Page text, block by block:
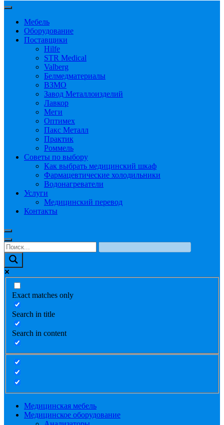
Мебель
Оборудование
Поставщики
Hilfe
STR Medical
Valberg
Белмедматериалы
ВЗМО
Завод Металлоизделий
Лавкор
Меги
Оптимех
Пакс Металл
Практик
Роммель
Советы по выбору
Как выбрать медицинский шкаф
Фармацевтические холодильники
Водонагреватели
Услуги
Медицинский перевод
Контакты
Exact matches only
Search in title
Search in content
Медицинская мебель
Медицинское оборудование